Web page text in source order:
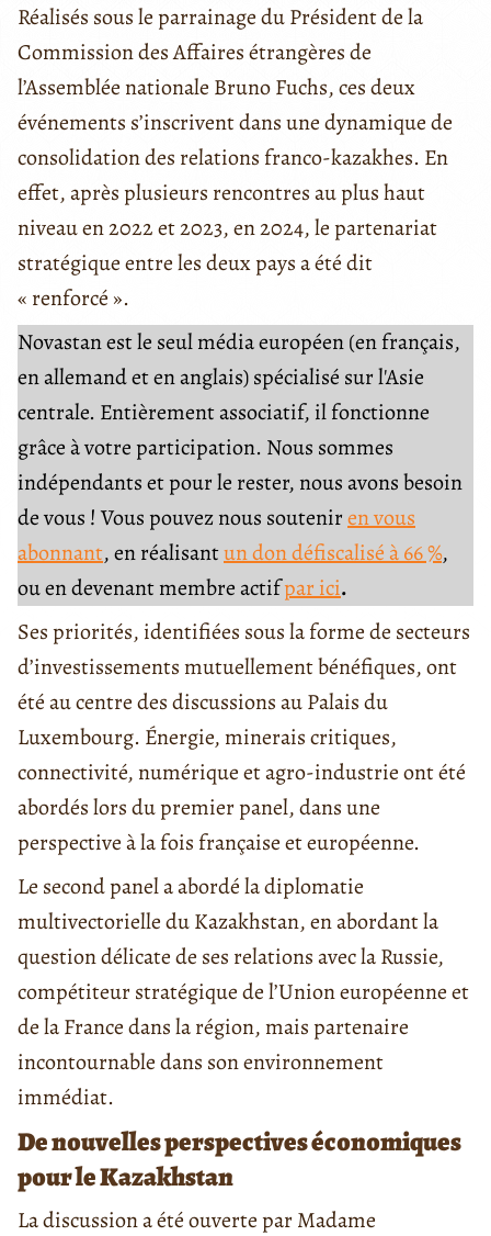
Réalisés sous le parrainage du Président de la
Commission des Affaires étrangères de
l’Assemblée nationale Bruno Fuchs, ces deux
événements s’inscrivent dans une dynamique de
consolidation des relations franco-kazakhes. En
effet, après plusieurs rencontres au plus haut
niveau en 2022 et 2023, en 2024, le partenariat
stratégique entre les deux pays a été dit
« renforcé ».
Novastan est le seul média européen (en français,
en allemand et en anglais) spécialisé sur l'Asie
centrale. Entièrement associatif, il fonctionne
grâce à votre participation. Nous sommes
indépendants et pour le rester, nous avons besoin
de vous ! Vous pouvez nous souteniren vous
abonnant, en réalisantun don défiscalisé à 66 %,
ou en devenant membre actifpar ici.
Ses priorités, identifiées sous la forme de secteurs
d’investissements mutuellement bénéfiques, ont
été au centre des discussions au Palais du
Luxembourg. Énergie, minerais critiques,
connectivité, numérique et agro-industrie ont été
abordés lors du premier panel, dans une
perspective à la fois française et européenne.
Le second panel a abordé la diplomatie
multivectorielle du Kazakhstan, en abordant la
question délicate de ses relations avec la Russie,
compétiteur stratégique de l’Union européenne et
de la France dans la région, mais partenaire
incontournable dans son environnement
immédiat.
De nouvelles perspectives économiques
pour le Kazakhstan
La discussion a été ouverte par Madame